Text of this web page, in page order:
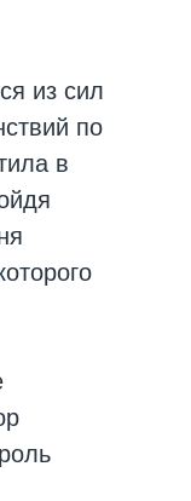
из сил
по
в